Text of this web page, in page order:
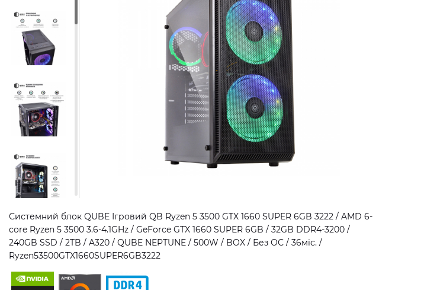
Системний блок QUBE Ігровий QB Ryzen 5 3500 GTX 1660 SUPER 6GB 3222 / AMD 6-
core Ryzen 5 3500 3.6-4.1GHz / GeForce GTX 1660 SUPER 6GB / 32GB DDR4-3200 /
240GB SSD / 2TB / A320 / QUBE NEPTUNE / 500W / BOX / Без ОС / 36міс. /
Ryzen53500GTX1660SUPER6GB3222